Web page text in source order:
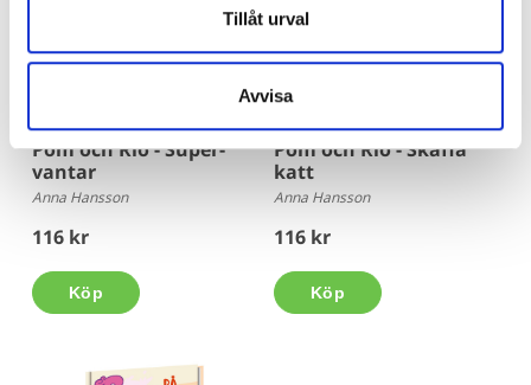
Tillåt urval
Avvisa
Pom och Rio - Super-
vantar
Anna Hansson
116 kr
Köp
Pom och Rio - Skaffa
katt
Anna Hansson
116 kr
Köp